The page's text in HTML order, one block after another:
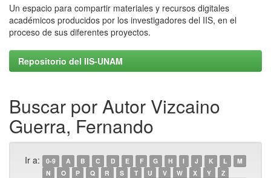
Un espacio para compartir materiales y recursos digitales
académicos producidos por los investigadores del IIS, en el
proceso de sus diferentes proyectos.
Repositorio del IIS-UNAM
Buscar por Autor Vizcaino
Guerra, Fernando
Ir a: 0-9 A B C D E F G H I J K L
M
N
O P Q R S T U V W X Y Z